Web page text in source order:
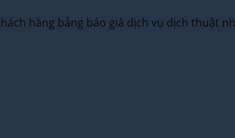
hàng bảng báo giá dịch vụ dịch thuật